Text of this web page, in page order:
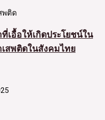
พติด
เอื้อให้เกิดประโยชน์ใน
สพติดในสังคมไทย